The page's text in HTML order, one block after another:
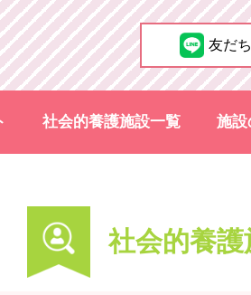
友だ
社会的養護施設一覧 施設
社会的養